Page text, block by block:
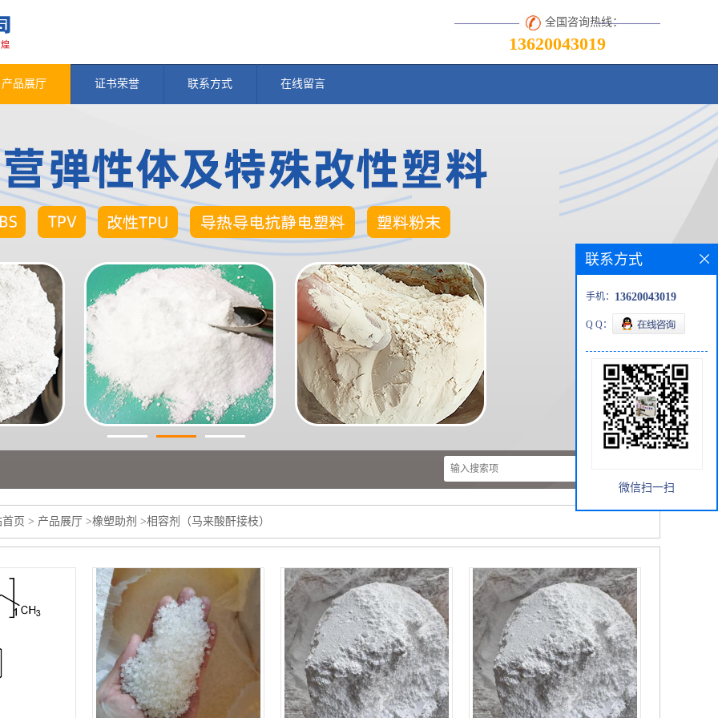
全国咨询热线：
13620043019
产品展厅 证书荣誉 联系方式 在线留言
页 > 产品展厅 >橡塑助剂 >相容剂（马来酸酐接枝）
联系方式
手机： 13620043019
Q Q：
微信扫一扫